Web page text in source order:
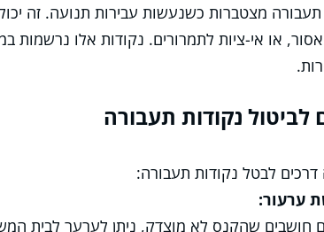
תעבורה מצטברות כשנעשות עבירות תנועה. זה
או אי-ציות לתמרורים. נקודות אלו נרשמות
לביטול נקודות תעבורה
לבטל נקודות תעבורה:
חושבים שהקנס לא מוצדק, ניתן לערער לבית